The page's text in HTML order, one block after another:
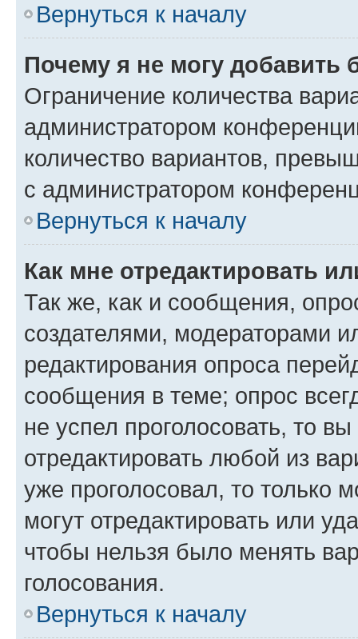
Вернуться к началу
Почему я не могу добавить
Ограничение количества
администратором
количество вариантов,
с администратором
Вернуться к началу
Как мне отредактировать
Так же, как и сообщения,
создателями, модераторами
редактирования опроса
сообщения в теме; опрос
не успел проголосовать, то
отредактировать любой из
уже проголосовал, то только
могут отредактировать или
чтобы нельзя было менять
голосования.
Вернуться к началу